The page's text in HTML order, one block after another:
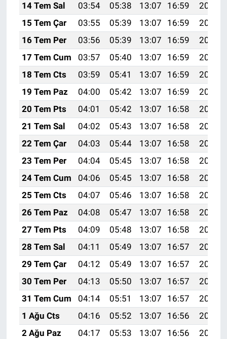
14 Tem Sal
03:54 05:38 13:07 16:59
20:25
15 Tem Çar
03:55 05:39 13:07 16:59
20:25
16 Tem Per
03:56 05:39 13:07 16:59
20:24
17 Tem Cum
03:57 05:40 13:07 16:59
20:24
18 Tem Cts
03:59 05:41 13:07 16:59
20:23
19 Tem Paz
04:00 05:42 13:07 16:59
20:23
20 Tem Pts
04:01 05:42 13:07 16:58
20:22
21 Tem Sal
04:02 05:43 13:07 16:58
20:21
22 Tem Çar
04:03 05:44 13:07 16:58
20:21
23 Tem Per
04:04 05:45 13:07 16:58
20:20
24 Tem Cum
04:06 05:45 13:07 16:58
20:19
25 Tem Cts
04:07 05:46 13:07 16:58
20:18
26 Tem Paz
04:08 05:47 13:07 16:58
20:18
27 Tem Pts
04:09 05:48 13:07 16:58
20:17
28 Tem Sal
04:11 05:49 13:07 16:57
20:16
29 Tem Çar
04:12 05:49 13:07 16:57
20:15
30 Tem Per
04:13 05:50 13:07 16:57
20:14
31 Tem Cum
04:14 05:51 13:07 16:57
20:13
1 Ağu Cts
04:16 05:52 13:07 16:56
20:12
2 Ağu Paz
04:17 05:53 13:07 16:56
20:11